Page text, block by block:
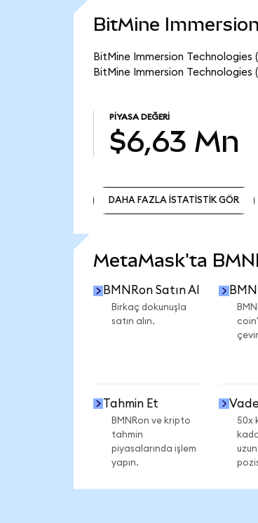
BitMine
BitMine Immersion Technologies
BitMine Immersion
PIYASA DEĞERI
$6,63 Mn
DAHA FAZLA İSTATİSTİK GÖR
MetaMask'ta
BMNRon Satın Al
Birkaç dokunuşla
satın alın.
Tahmin Et
BMNRon ve kripto
tahmin
piyasalarında işlem
yapın.
50x